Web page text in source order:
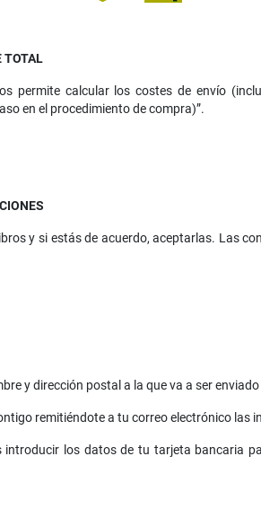
TOTAL
permite calcular los costes de envío
en el procedimiento de compra)”.
y si estás de acuerdo, aceptarlas. Las
y dirección postal a la que va a ser
remitiéndote a tu correo electrónico las
los datos de tu tarjeta bancaria